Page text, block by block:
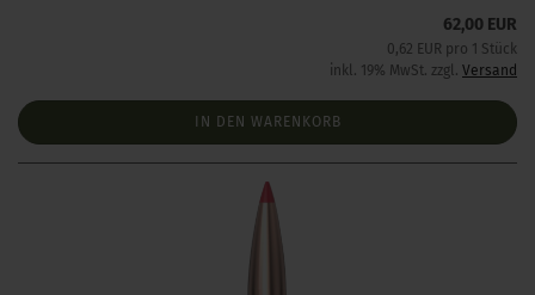
62,00 EUR
0,62 EUR pro 1 Stück
inkl. 19% MwSt. zzgl. Versand
IN DEN WARENKORB